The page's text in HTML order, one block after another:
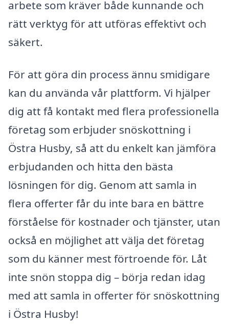
arbete som kräver både kunnande och
rätt verktyg för att utföras effektivt och
säkert.
För att göra din process ännu smidigare
kan du använda vår plattform. Vi hjälper
dig att få kontakt med flera professionella
företag som erbjuder snöskottning i
Östra Husby, så att du enkelt kan jämföra
erbjudanden och hitta den bästa
lösningen för dig. Genom att samla in
flera offerter får du inte bara en bättre
förståelse för kostnader och tjänster, utan
också en möjlighet att välja det företag
som du känner mest förtroende för. Låt
inte snön stoppa dig – börja redan idag
med att samla in offerter för snöskottning
i Östra Husby!